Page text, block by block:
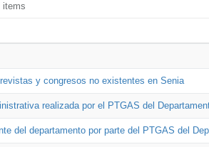
items
y congresos no existentes en Senia
realizada por el PTGAS del
del departamento por parte del PTGAS del